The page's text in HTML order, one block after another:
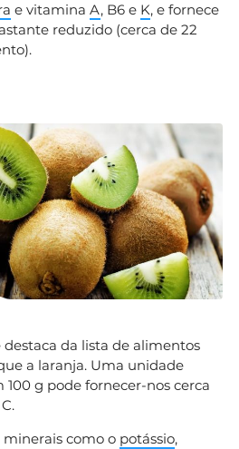
e vitamina A, B6 e K, e fornece
reduzido (cerca de 22
da lista de alimentos
a laranja. Uma unidade
g pode fornecer-nos cerca
como o potássio,